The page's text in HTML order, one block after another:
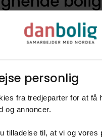
personlig​
fra tredjeparter for at få
og annoncer.​
tilladelse til, at vi og vores
køberkartotek og få
Lejlighed
Ja tak
Opret med egne